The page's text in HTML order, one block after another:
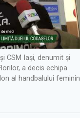
CSM Iași, denumit și
a decis echipa
al handbalului feminin